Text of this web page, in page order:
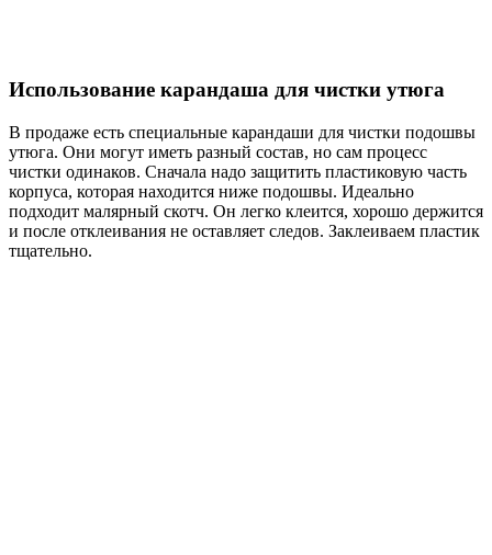
Использование карандаша для чистки утюга
В продаже есть специальные карандаши для чистки подошвы
утюга. Они могут иметь разный состав, но сам процесс
чистки одинаков. Сначала надо защитить пластиковую часть
корпуса, которая находится ниже подошвы. Идеально
подходит малярный скотч. Он легко клеится, хорошо держится
и после отклеивания не оставляет следов. Заклеиваем пластик
тщательно.